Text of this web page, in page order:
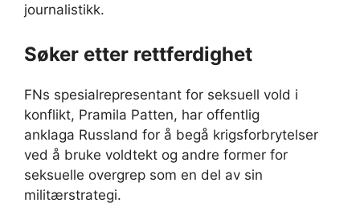
journalistikk.
Søker etter rettferdighet
FNs spesialrepresentant for seksuell vold i
konflikt, Pramila Patten, har offentlig
anklaga Russland for å begå krigsforbrytelser
ved å bruke voldtekt og andre former for
seksuelle overgrep som en del av sin
militærstrategi.